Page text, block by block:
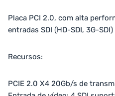
Placa PCI 2.0, com alta
entradas SDI (HD-SDI, 3G-
Recursos:
PCIE 2.0 X4 20Gb/s de